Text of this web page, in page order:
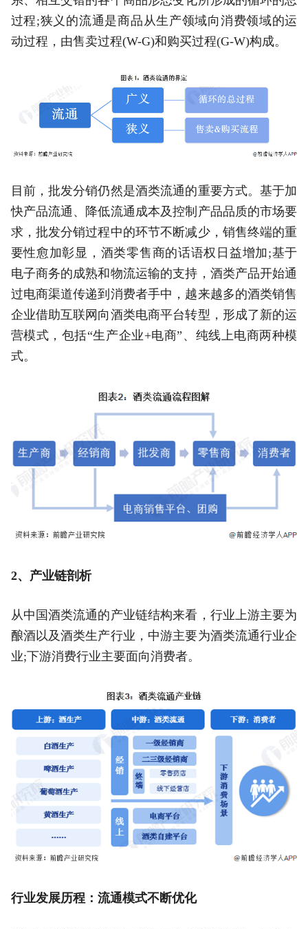
过程;狭义的流通是商品从生产领域向消费领域的运
动过程，由售卖过程(W-G)和购买过程(G-W)构成。
目前，批发分销仍然是酒类流通的重要方式。基于加
快产品流通、降低流通成本及控制产品品质的市场要
求，批发分销过程中的环节不断减少，销售终端的重
要性愈加彰显，酒类零售商的话语权日益增加;基于
电子商务的成熟和物流运输的支持，酒类产品开始通
过电商渠道传递到消费者手中，越来越多的酒类销售
企业借助互联网向酒类电商平台转型，形成了新的运
营模式，包括“生产企业+电商”、纯线上电商两种模
式。
2、产业链剖析
从中国酒类流通的产业链结构来看，行业上游主要为
酿酒以及酒类生产行业，中游主要为酒类流通行业企
业;下游消费行业主要面向消费者。
行业发展历程：流通模式不断优化